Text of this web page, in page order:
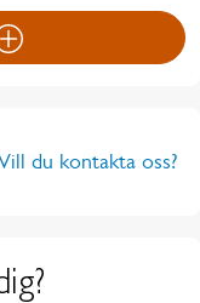
du kontakta oss?